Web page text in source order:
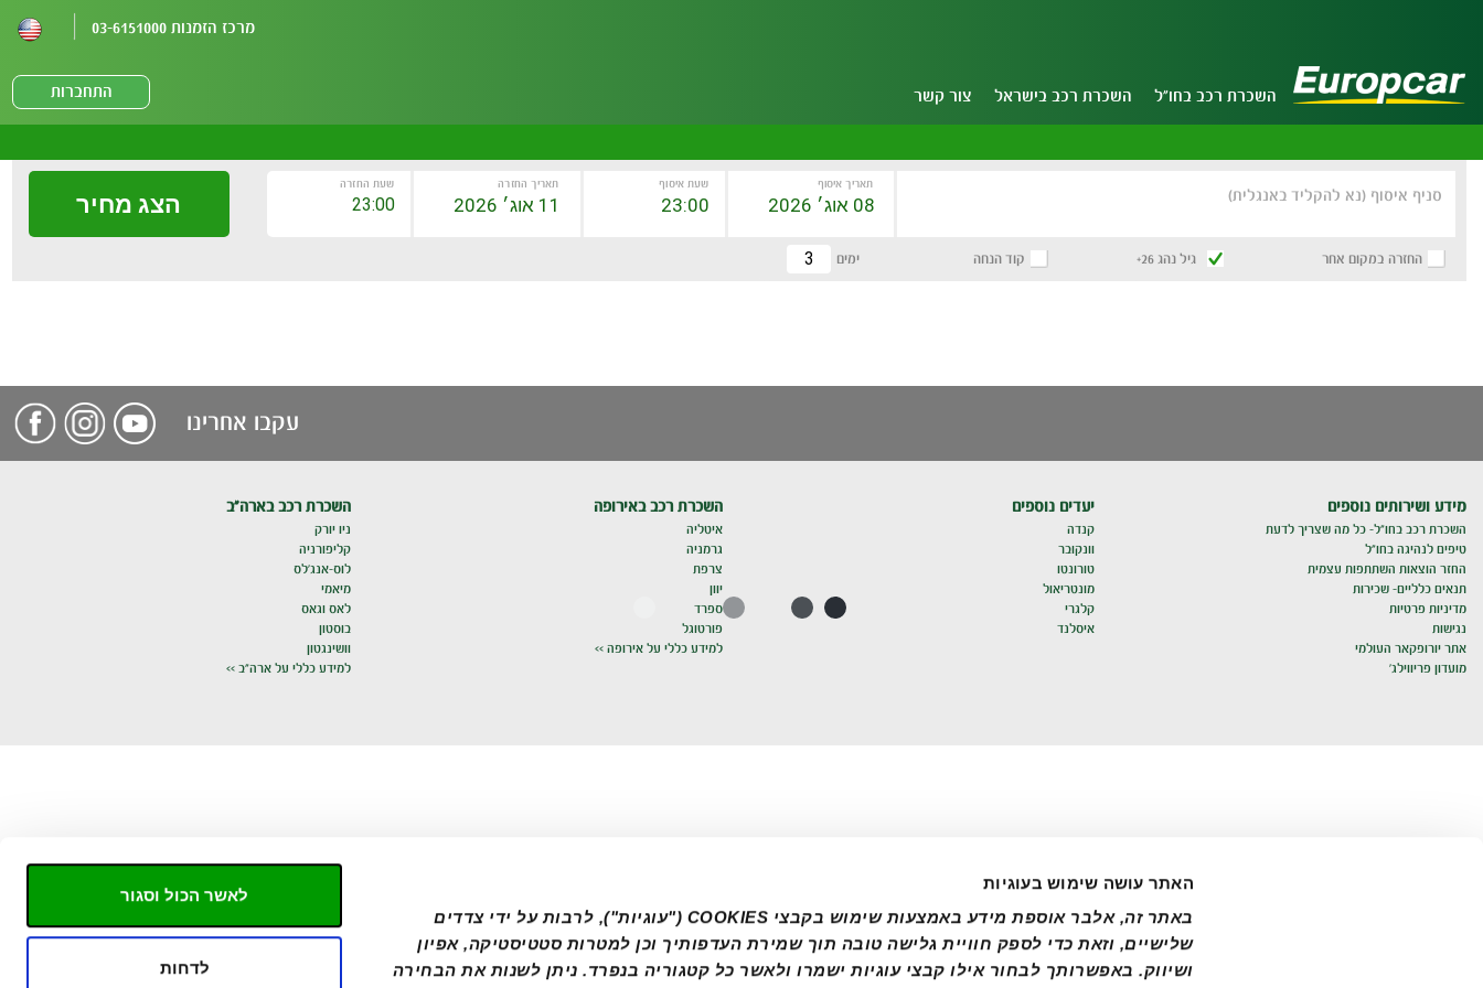
האתר עושה שימוש בעוגיות
באתר זה, אלבר אוספת מידע באמצעות שימוש בקבצי COOKIES ("עוגיות"), לרבות על ידי צדדים
שלישיים, וזאת כדי לספק חוויית גלישה טובה תוך שמירת העדפותיך וכן למטרות סטטיסטיקה, אפיון
לאשר הכול וסגור
לדחות
מרכז הזמנות 03-6151000
השכרת רכב בחו"ל השכרת רכב בישראל צור קשר התחברות
סניף איסוף (נא להקליד באנגלית)
תאריך איסוף שעת איסוף תאריך החזרה שעת החזרה
החזרה במקום אחר גיל נהג 26+ קוד הנחה ימים
הצג מחיר
עקבו אחרינו
מידע ושירותים נוספים
השכרת רכב בחו"ל- כל מה שצריך לדעת
טיפים לנהיגה בחו"ל
החזר הוצאות השתתפות עצמית
תנאים כלליים- שכירות
מדיניות פרטיות
נגישות
אתר יורופקאר העולמי
מועדון פריווילג'
יעדים נוספים
קנדה
וונקובר
טורונטו
מונטריאול
קלגרי
איסלנד
השכרת רכב באירופה
איטליה
גרמניה
צרפת
יוון
ספרד
פורטוגל
למידע כללי על אירופה >>
השכרת רכב בארה"ב
ניו יורק
קליפורניה
לוס-אנג'לס
מיאמי
לאס וגאס
בוסטון
וושינגטון
למידע כללי על ארה"ב >>